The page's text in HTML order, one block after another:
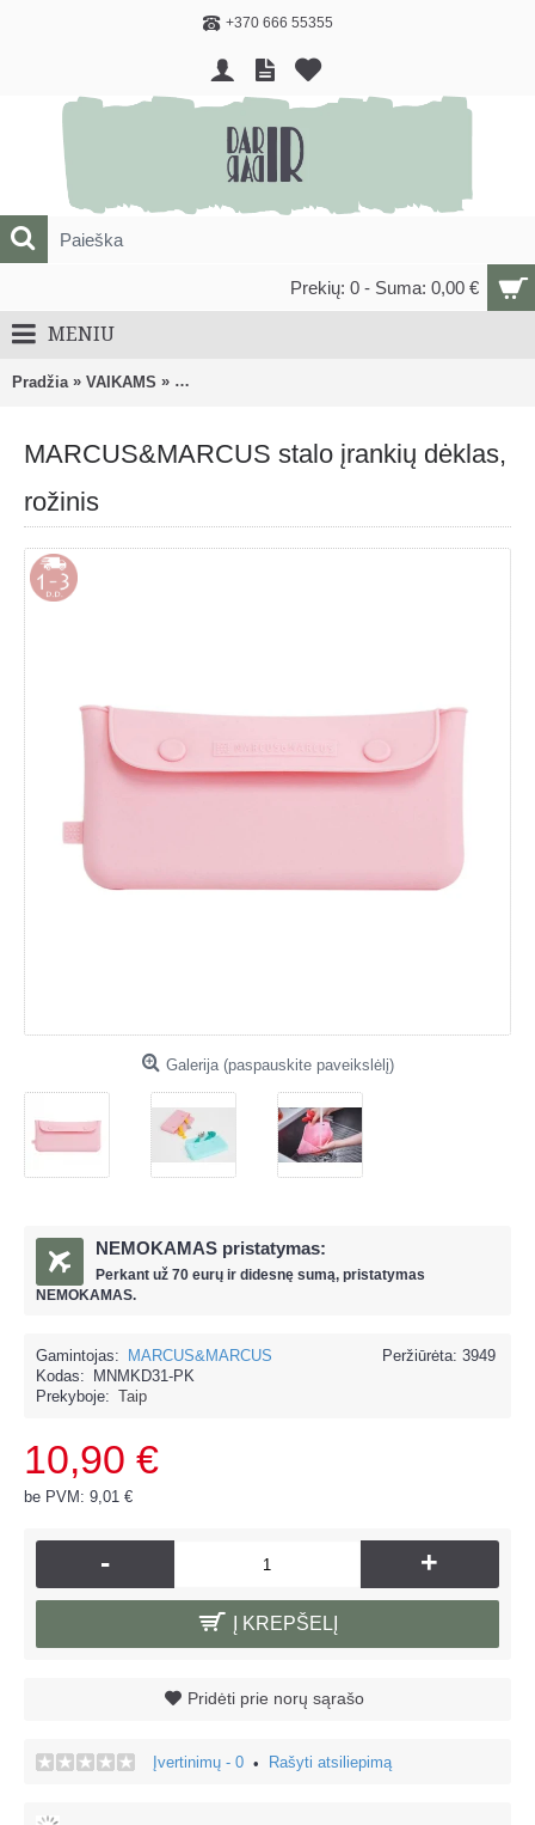
+370 666 55355
Prekių: 0 - Suma: 0,00 €
MENIU
Pradžia » VAIKAMS » AUTOMOBILINĖS KĖDUTĖS, KELIONIŲ PRIEDAI
MARCUS&MARCUS stalo įrankių dėklas,
rožinis
Galerija (paspauskite paveikslėlį)
NEMOKAMAS pristatymas:
Perkant už 70 eurų ir didesnę sumą, pristatymas
NEMOKAMAS.
Peržiūrėta: 3949
Gamintojas:
MARCUS&MARCUS
Kodas:
MNMKD31-PK
Prekyboje: Taip
10,90 €
be PVM: 9,01 €
- +
Į KREPŠELĮ
Pridėti prie norų sąrašo
Įvertinimų - 0 • Rašyti atsiliepimą